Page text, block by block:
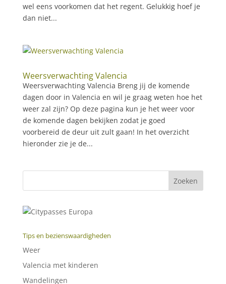
wel eens voorkomen dat het regent. Gelukkig hoef je
dan niet...
Weersverwachting Valencia
Weersverwachting Valencia Breng jij de komende
dagen door in Valencia en wil je graag weten hoe het
weer zal zijn? Op deze pagina kun je het weer voor
de komende dagen bekijken zodat je goed
voorbereid de deur uit zult gaan! In het overzicht
hieronder zie je de...
Tips en bezienswaardigheden
Weer
Valencia met kinderen
Wandelingen